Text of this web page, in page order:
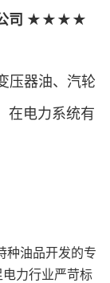
公司 ★★★★
压器油、汽轮
在电力系统有
种油品开发的专
力行业严苛标